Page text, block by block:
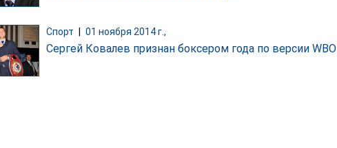
Спорт | 01 ноября 2014 г.,
Сергей Ковалев признан боксером года по версии WBO